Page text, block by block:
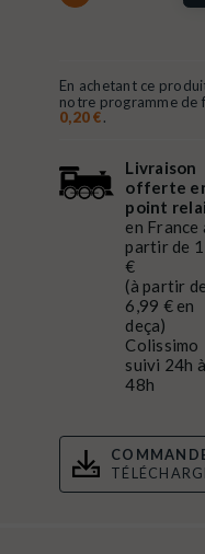
En achetant ce
notre programme de
0,20 €.
Livraison
offerte
point
en France
partir de
€
(à partir de
6,99 € en
deça)
Colissimo
suivi 24h à
48h